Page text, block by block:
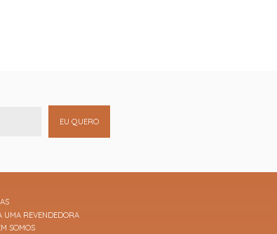
EU QUERO
UMA REVENDEDORA
SOMOS